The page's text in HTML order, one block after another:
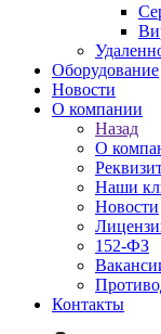
Оборудование
Новости
О компании
Назад
О
Наши
Новости
152-ФЗ
Контакты